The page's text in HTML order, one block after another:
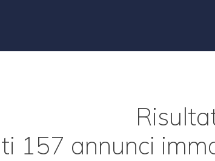
157 annunci